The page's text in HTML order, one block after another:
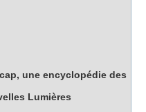
une encyclopédie des
Lumières